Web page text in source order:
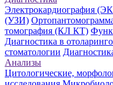
Электрокардиография
(УЗИ)
томография (КЛ КТ)
Диагностика в
стоматологии
Анализы
Цитологические,